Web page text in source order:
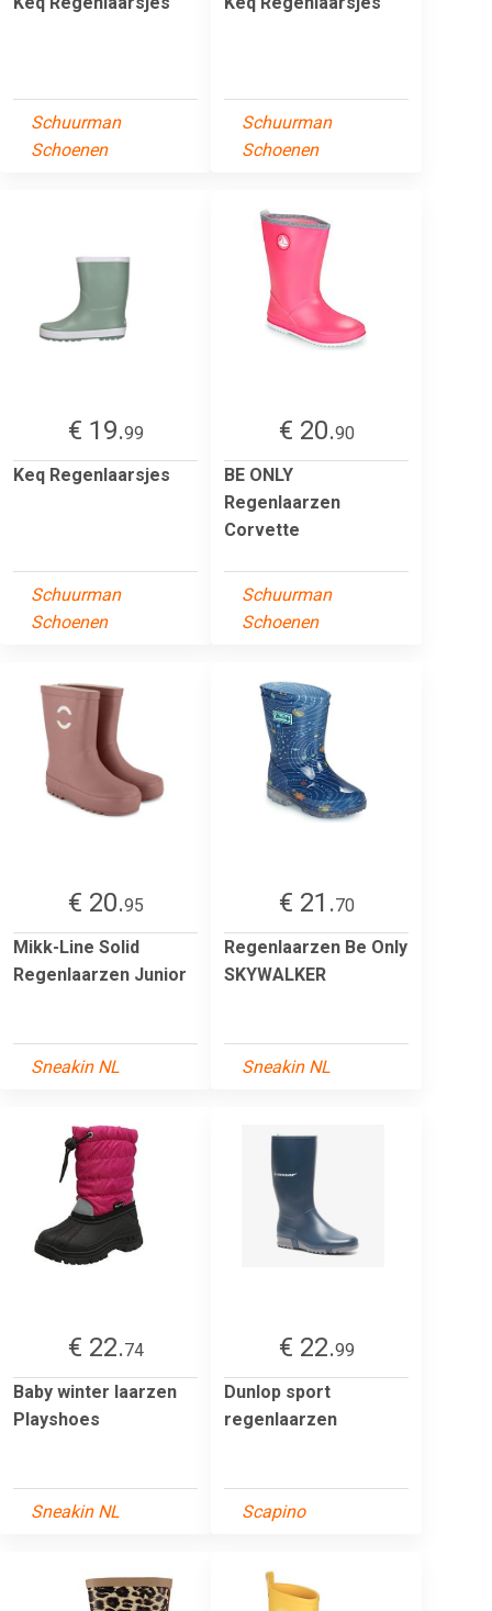
Schuurman
Schoenen
Schuurman
Schoenen
€ 19.99
Keq Regenlaarsjes
Schuurman
Schoenen
€ 20.90
BE ONLY
Regenlaarzen
Corvette
Schuurman
Schoenen
€ 20.95
Mikk-Line Solid
Regenlaarzen Junior
Sneakin NL
€ 21.70
Regenlaarzen Be Only
SKYWALKER
Sneakin NL
€ 22.74
Baby winter laarzen
Playshoes
Sneakin NL
€ 22.99
Dunlop sport
regenlaarzen
Scapino